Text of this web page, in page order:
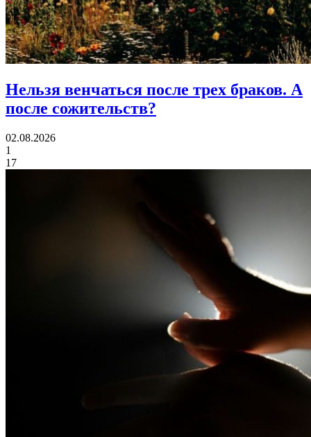
Нельзя венчаться после трех браков. А
после сожительств?
02.08.2026
1
17